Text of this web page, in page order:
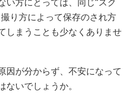
い方にとっては、同じ“スク
り方によって保存のされ方
しまうことも少なくありませ
因が分からず、不安になって
ないでしょうか。